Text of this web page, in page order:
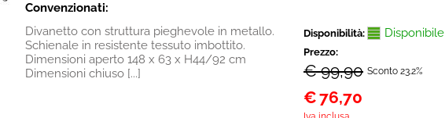
Convenzionati:
Divanetto con struttura pieghevole in metallo.
Schienale in resistente tessuto imbottito.
Dimensioni aperto 148 x 63 x H44/92 cm
Dimensioni chiuso [...]
Disponibilità: Disponibile
Prezzo:
€ 99,90 Sconto 23.2%
€76,70